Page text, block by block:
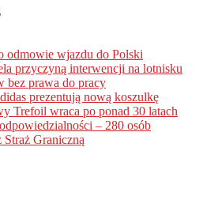
odmowie wjazdu do Polski
przyczyną interwencji na lotnisku
bez prawa do pracy
prezentują nową koszulkę
Trefoil wraca po ponad 30 latach
– 280 osób
Straż Graniczną